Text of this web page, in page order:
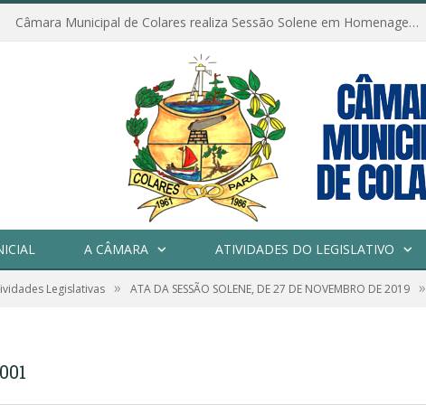
Câmara Municipal de Colares realiza Sessão Solene em Homenagem ao Dia das Mães
A CÂMARA ATIVIDADES DO LEGISLATIVO
Legislativas » ATA DA SESSÃO SOLENE, DE 27 DE NOVEMBRO DE 2019 »